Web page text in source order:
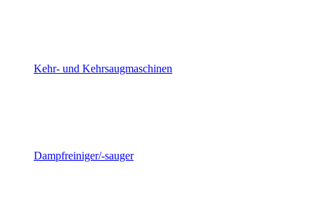
Kehr- und Kehrsaugmaschinen
Dampfreiniger/-sauger